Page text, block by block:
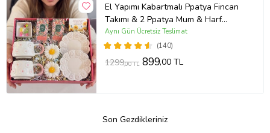
El Yapımı Kabartmalı Ppatya Fincan
Takımı & 2 Ppatya Mum & Harf
Anahtarlık & Kokulu Mendil Hediye
Seti-
(140)
Aynı Gün Ücretsiz Teslimat
1299,00 TL 899,00 TL
Son Gezdikleriniz